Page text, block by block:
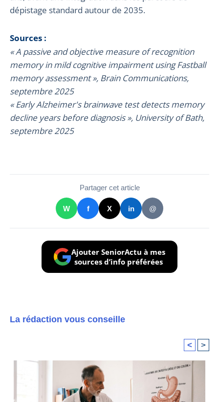
dépistage standard autour de 2035.
Sources :
« A passive and objective measure of recognition
memory in mild cognitive impairment using Fastball
memory assessment », Brain Communications,
septembre 2025
« Early Alzheimer's brainwave test detects memory
decline years before diagnosis », University of Bath,
septembre 2025
Partager cet article
W f X in @
Ajouter SeniorActu à mes
sources d’info préférées
La rédaction vous conseille
< >